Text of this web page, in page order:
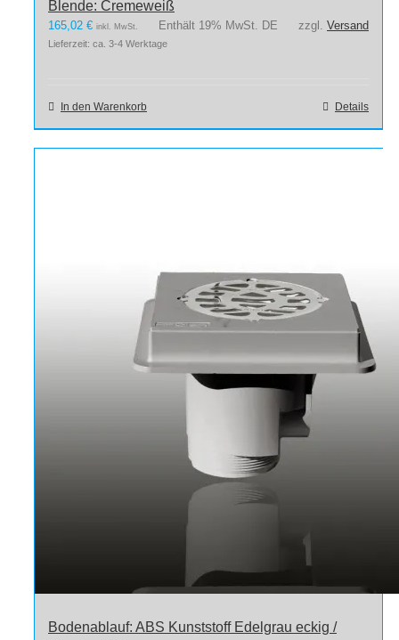
Blende: Cremeweiß
165,02 € inkl. MwSt. Enthält 19% MwSt. DE zzgl. Versand
Lieferzeit: ca. 3-4 Werktage
In den Warenkorb Details
Bodenablauf: ABS Kunststoff Edelgrau eckig /